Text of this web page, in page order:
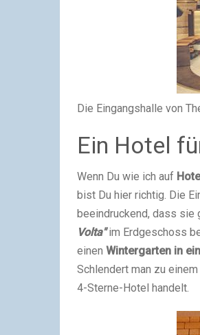
Die Eingangshalle von
Ein Hotel
Wenn Du wie ich auf
bist Du hier richtig. Die
beeindruckend, dass sie
Volta"im Erdgeschoss
einen Wintergarten in
Schlendert man zu
4-Sterne-Hotel handelt.